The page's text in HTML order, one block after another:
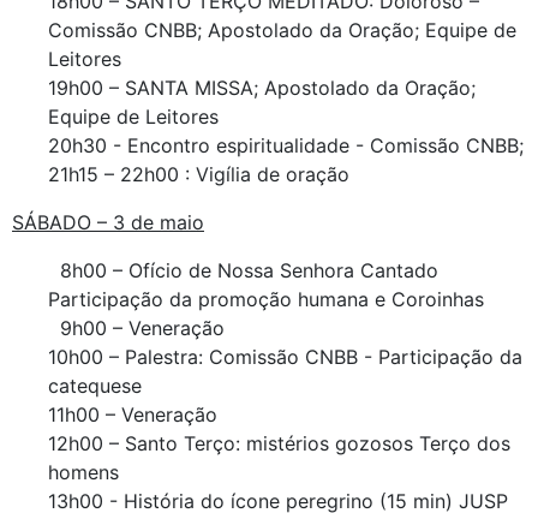
Comissão CNBB; Apostolado da Oração; Equipe de
Leitores
19h00 – SANTA MISSA; Apostolado da Oração;
Equipe de Leitores
20h30 - Encontro espiritualidade - Comissão CNBB;
21h15 – 22h00 : Vigília de oração
SÁBADO – 3 de maio
8h00 – Ofício de Nossa Senhora Cantado
Participação da promoção humana e Coroinhas
9h00 – Veneração
10h00 – Palestra: Comissão CNBB - Participação da
catequese
11h00 – Veneração
12h00 – Santo Terço: mistérios gozosos Terço dos
homens
13h00 - História do ícone peregrino (15 min) JUSP